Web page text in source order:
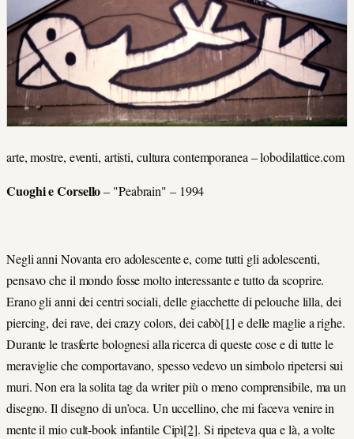
arte, mostre, eventi, artisti, cultura contemporanea – lobodilattice.com
Cuoghi e Corsello– "Peabrain" – 1994
Negli anni Novanta ero adolescente e, come tutti gli adolescenti,
pensavo che il mondo fosse molto interessante e tutto da scoprire.
Erano gli anni dei centri sociali, delle giacchette di pelouche lilla, dei
piercing, dei rave, dei crazy colors, dei cabò[1] e delle maglie a righe.
Durante le trasferte bolognesi alla ricerca di queste cose e di tutte le
meraviglie che comportavano, spesso vedevo un simbolo ripetersi sui
muri. Non era la solita tag da writer più o meno comprensibile, ma un
disegno. Il disegno di un’oca. Un uccellino, che mi faceva venire in
mente il mio cult-book infantile Cipì[2]. Si ripeteva qua e là, a volte